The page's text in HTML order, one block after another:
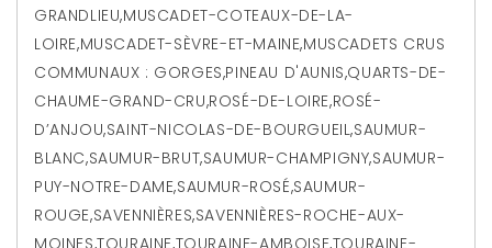
GRANDLIEU,MUSCADET-COTEAUX-DE-LA-
LOIRE,MUSCADET-SÈVRE-ET-MAINE,MUSCADETS CRUS
COMMUNAUX : GORGES,PINEAU D'AUNIS,QUARTS-DE-
CHAUME-GRAND-CRU,ROSÉ-DE-LOIRE,ROSÉ-
D’ANJOU,SAINT-NICOLAS-DE-BOURGUEIL,SAUMUR-
BLANC,SAUMUR-BRUT,SAUMUR-CHAMPIGNY,SAUMUR-
PUY-NOTRE-DAME,SAUMUR-ROSÉ,SAUMUR-
ROUGE,SAVENNIÈRES,SAVENNIÈRES-ROCHE-AUX-